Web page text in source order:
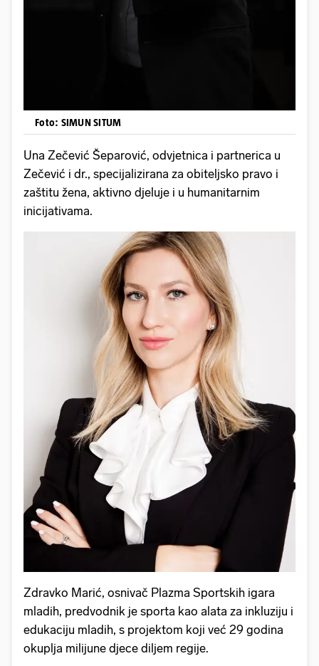
Foto: SIMUN SITUM
Una Zečević Šeparović, odvjetnica i partnerica u
Zečević i dr., specijalizirana za obiteljsko pravo i
zaštitu žena, aktivno djeluje i u humanitarnim
inicijativama.
Zdravko Marić, osnivač Plazma Sportskih igara
mladih, predvodnik je sporta kao alata za inkluziju i
edukaciju mladih, s projektom koji već 29 godina
okuplja milijune djece diljem regije.